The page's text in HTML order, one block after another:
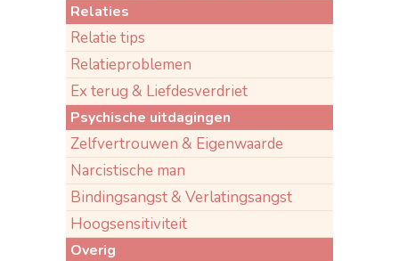
Relaties
Relatie tips
Relatieproblemen
Ex terug & Liefdesverdriet
Psychische uitdagingen
Zelfvertrouwen & Eigenwaarde
Narcistische man
Bindingsangst & Verlatingsangst
Hoogsensitiviteit
Overig